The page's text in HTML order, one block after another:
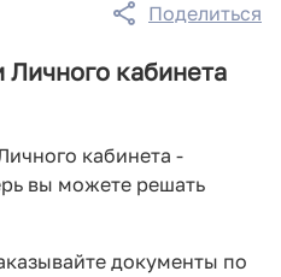
Поделиться
кабинета
кабинета -
вы можете решать
документы по